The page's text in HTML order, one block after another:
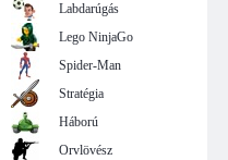
Labdarúgás
Lego NinjaGo
Spider-Man
Stratégia
Háború
Orvlövész